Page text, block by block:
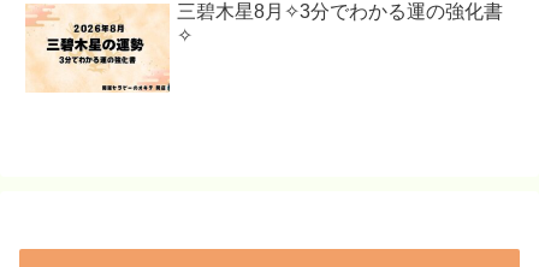
三碧木星8月✧3分でわかる運の強化書
✧